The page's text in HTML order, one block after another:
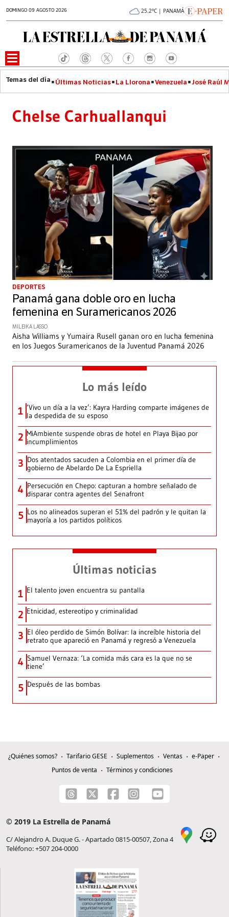
DOMINGO 09 AGOSTO 2026 25.2°C | PANAMÁ
Últimas Noticias La Llorona Venezuela José Raúl
Chelse Carhuallanqui
DEPORTES
Panamá gana doble oro en lucha
femenina en Suramericanos 2026
MILEIKA LASSO
Aisha Williams y Yumaira Rusell ganan oro en lucha femenina
en los Juegos Suramericanos de la Juventud Panamá 2026
Lo más leído
1 ‘Vivo un día a la vez’: Kayra Harding comparte imágenes de
la despedida de su esposo
2 MiAmbiente suspende obras de hotel en Playa Bijao por
incumplimientos
3 Dos atentados sacuden a Colombia en el primer día de
gobierno de Abelardo De La Espriella
4 Persecución en Chepo: capturan a hombre señalado de
disparar contra agentes del Senafront
5 Los no alineados superan el 51% del padrón y le quitan la
mayoría a los partidos políticos
Últimas noticias
1 El talento joven encuentra su pantalla​
2 Etnicidad, estereotipo y criminalidad
3 El óleo perdido de Simón Bolívar: la increíble historia del
retrato que apareció en Panamá y regresó a Venezuela
4 Samuel Vernaza: ‘La comida más cara es la que no se
tiene’
5 Después de las bombas
¿Quiénes somos? Tarifario GESE Suplementos Ventas
e-Paper
Puntos de venta
Términos y condiciones
© 2019 La Estrella de Panamá
C/ Alejandro A. Duque G. - Apartado 0815-00507, Zona 4
Teléfono: +507 204-0000